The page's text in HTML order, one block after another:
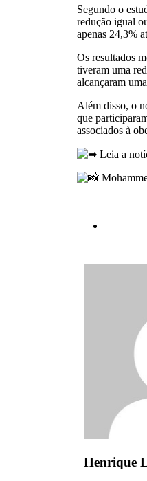
Segundo o
redução igual
apenas 24,3%
Os resultados
tiveram uma
alcançaram
Além disso, o
que
associados à
Leia a
Henrique